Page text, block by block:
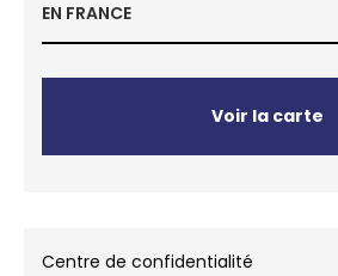
EN FRANCE
Voir la carte
Centre de confidentialité